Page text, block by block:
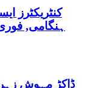
کنٹریکٹرز
ہنگامی,
ڈاکڑ مہوش